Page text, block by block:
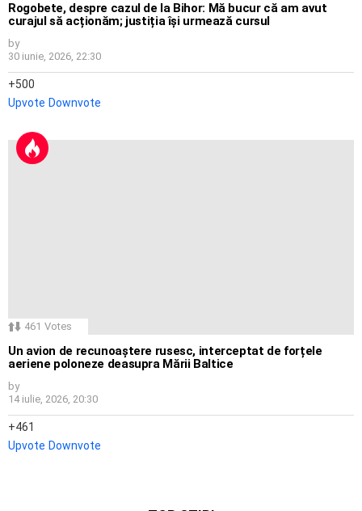
Rogobete, despre cazul de la Bihor: Mă bucur că am avut
curajul să acționăm; justiția își urmează cursul
by
30 iunie, 2026, 22:30
500
Upvote Downvote
461 Votes
Un avion de recunoaștere rusesc, interceptat de forțele
aeriene poloneze deasupra Mării Baltice
by
14 iulie, 2026, 20:30
461
Upvote Downvote